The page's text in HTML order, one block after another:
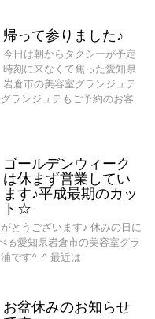
帰って参りました♪
今日は朝からタクシーが予定
時刻に来なくて焦った愛知県
岩倉市の美容室グランジュテ
ランジュテもご予約のお客
ゴールデンウィーク
は休まず営業してい
ます♪平成最期のカッ
ト☆
とうございます♪ 休みの日に
る愛知県岩倉市の美容室グラ
です^_^ 最近は
お盆休みのお知らせ